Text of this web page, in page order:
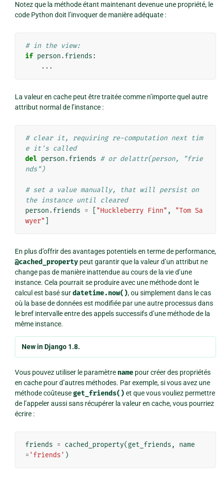
Notez que la méthode étant maintenant devenue une propriété, le
code Python doit l’invoquer de manière adéquate :
# in the view:
if person .friends :
...
La valeur en cache peut être traitée comme n’importe quel autre
attribut normal de l’instance :
# clear it, requiring re-computation next tim
e it's called
del person .friends # or delattr(person, "frie
nds")
# set a value manually, that will persist on
the instance until cleared
person .friends = "Huckleberry Finn" ,
"Tom Sa
wyer"
En plus d’offrir des avantages potentiels en terme de performance,
@cached_propertypeut garantir que la valeur d’un attribut ne
change pas de manière inattendue au cours de la vie d’une
instance. Cela pourrait se produire avec une méthode dont le
calcul est basé surdatetime.now(), ou simplement dans le cas
où la base de données est modifiée par une autre processus dans
le bref intervalle entre des appels successifs d’une méthode de la
même instance.
New in Django 1.8.
Vous pouvez utiliser le paramètre namepour créer des propriétés
en cache pour d’autres méthodes. Par exemple, si vous avez une
méthode coûteuseget_friends() et que vous vouliez permettre
de l’appeler aussi sans récupérer la valeur en cache, vous pourriez
écrire :
friends = cached_property(get_friends ,
name
= 'friends' )